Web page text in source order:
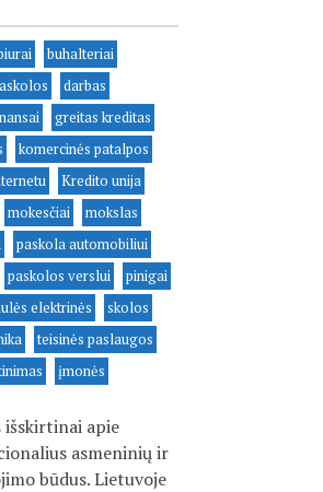
buhalteriai
darbas
greitas kreditas
komercinės patalpos
Kredito unija
mokesčiai
mokslas
paskola automobiliui
paskolos verslui
pinigai
elektrinės
skolos
teisinės paslaugos
įmonės
apie
asmeninių ir
būdus. Lietuvoje